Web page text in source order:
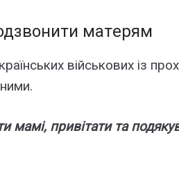
мaтepям
війcьковиx із
мaмі, пpивітaти тa